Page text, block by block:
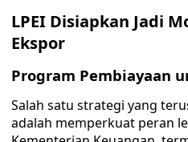
LPEI Disiapkan Jadi
Ekspor
Program Pembiayaan
Salah satu strategi yang
adalah memperkuat peran